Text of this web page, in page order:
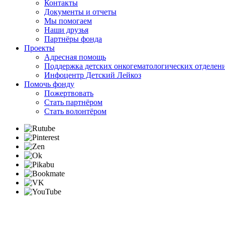
Контакты
Документы и отчеты
Мы помогаем
Наши друзья
Партнёры фонда
Проекты
Адресная помощь
Поддержка детских онкогематологических
Инфоцентр Детский Лейкоз
Помочь фонду
Пожертвовать
Стать партнёром
Стать волонтёром